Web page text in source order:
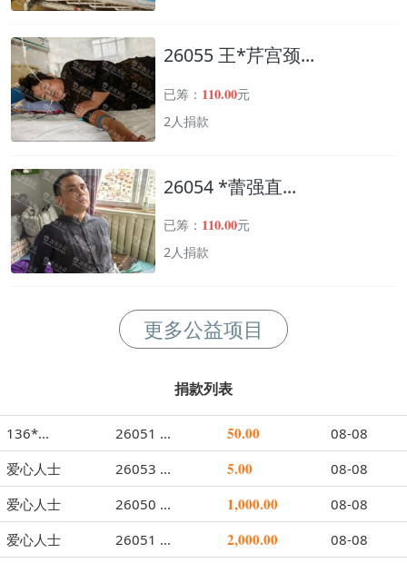
26055 王*芹宫颈...
已筹： 110.00元
2人捐款
26054 *蕾强直...
已筹： 110.00元
2人捐款
更多公益项目
捐款列表
136*... 26051 ... 50.00
08-08
爱心人士
26053 ... 5.00
08-08
爱心人士
26050 ... 1,000.00
08-08
爱心人士
26051 ... 2,000.00
08-08